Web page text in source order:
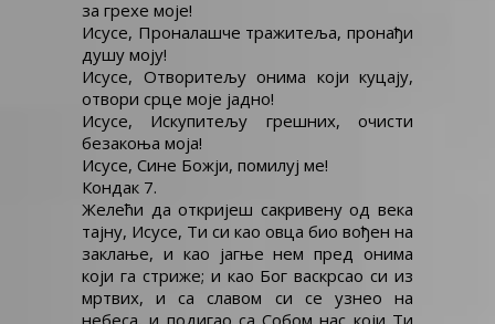
за грехе моје!
Исусе, Проналашче тражитеља, пронађи
душу моју!
Исусе, Отворитељу онима који куцају,
отвори срце моје јадно!
Исусе, Искупитељу грешних, очисти
безакоња моја!
Исусе, Сине Божји, помилуј ме!
Кондак 7.
Желећи да откријеш сакривену од века
тајну, Исусе, Ти си као овца био вођен на
заклање, и као јагње нем пред онима
који га стриже; и као Бог васкрсао си из
мртвих, и са славом си се узнео на
небеса, и подигао са Собом нас који Ти